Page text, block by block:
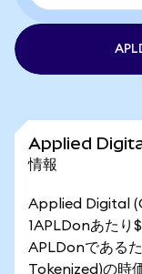
Applied
情報
Applied Digital
1APLDonあたり
APLDonである
Tokenized)の時